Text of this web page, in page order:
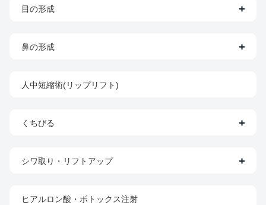
目の形成
鼻の形成
人中短縮術(リップリフト)
くちびる
シワ取り・リフトアップ
ヒアルロン酸・ボトックス注射